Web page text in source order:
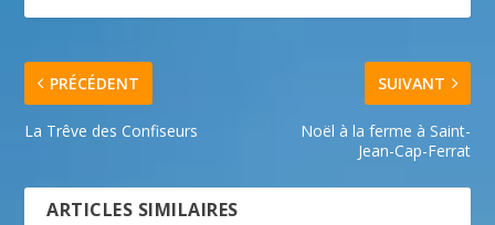
PRÉCÉDENT
La Trêve des Confiseurs
SUIVANT
Noël à la ferme à Saint-
Jean-Cap-Ferrat
ARTICLES SIMILAIRES